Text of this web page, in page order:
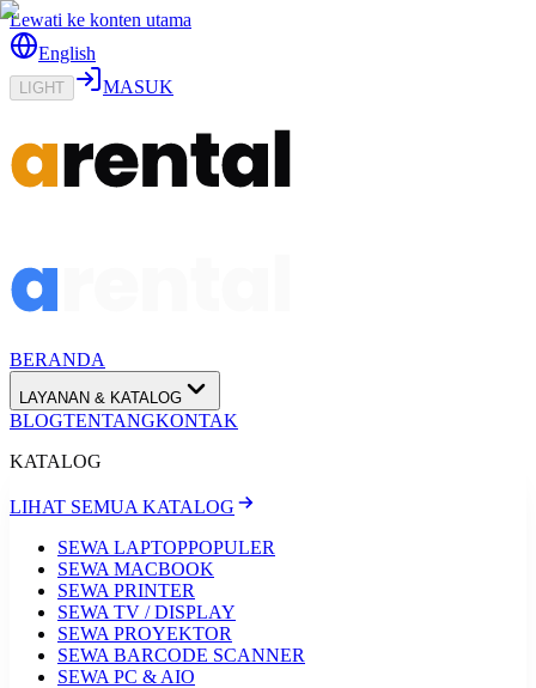
Lewati ke konten utama
English
LIGHT MASUK
BERANDA
LAYANAN & KATALOG
BLOGTENTANGKONTAK
KATALOG
LIHAT SEMUA KATALOG
SEWA LAPTOPPOPULER
SEWA MACBOOK
SEWA PRINTER
SEWA TV / DISPLAY
SEWA PROYEKTOR
SEWA BARCODE SCANNER
SEWA PC & AIO